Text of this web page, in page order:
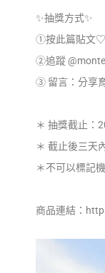
✨抽獎方式✨
①按此篇貼文♡
②追蹤
③ 留言：分享
＊ 抽獎截止：
＊ 截止後三天
＊不可以標記
商品連結：